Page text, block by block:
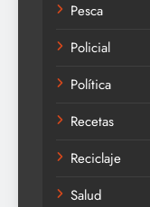
Pesca
Policial
Política
Recetas
Reciclaje
Salud